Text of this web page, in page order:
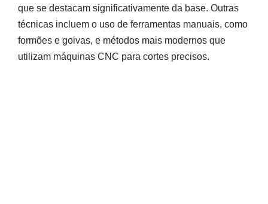
que se destacam significativamente da base. Outras
técnicas incluem o uso de ferramentas manuais, como
formões e goivas, e métodos mais modernos que
utilizam máquinas CNC para cortes precisos.